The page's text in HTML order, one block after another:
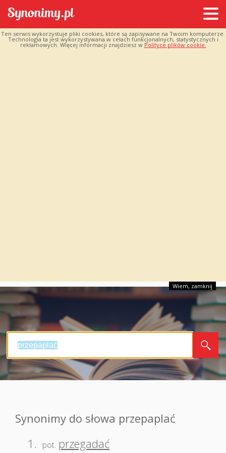
Ten serwis wykorzystuje pliki cookies, które są zapisywane na Twoim komputerze.
Technologia ta jest wykorzystywana w celach funkcjonalnych, statystycznych i
reklamowych. Więcej informacji znajdziesz w Polityce plików cookie.
Wiem, zamknij
Synonimy do słowa przepaplać
1.
pot. przegadać